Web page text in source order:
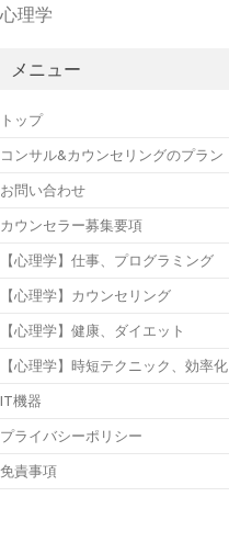
心理学
メニュー
トップ
コンサル&カウンセリングのプラン
お問い合わせ
カウンセラー募集要項
【心理学】仕事、プログラミング
【心理学】カウンセリング
【心理学】健康、ダイエット
【心理学】時短テクニック、効率化
IT機器
プライバシーポリシー
免責事項